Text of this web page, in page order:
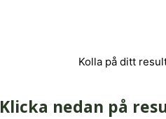
Kolla på ditt
Klicka nedan på